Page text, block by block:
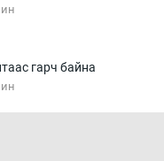
гарч байна